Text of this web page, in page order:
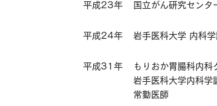
平成23年
国立がん研究センタ
平成24年 岩手医科大学 内科
平成31年
もりおか胃腸科内
岩手医科大学内科
常勤医師